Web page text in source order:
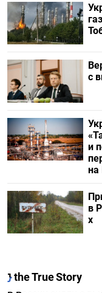
с
и
на
в
х